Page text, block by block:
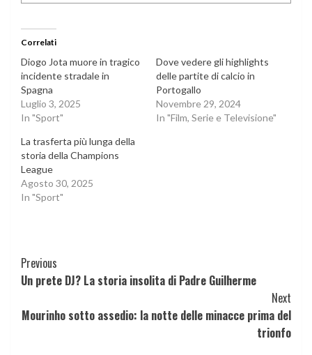
Correlati
Diogo Jota muore in tragico
incidente stradale in
Spagna
Luglio 3, 2025
In "Sport"
Dove vedere gli highlights
delle partite di calcio in
Portogallo
Novembre 29, 2024
In "Film, Serie e Televisione"
La trasferta più lunga della
storia della Champions
League
Agosto 30, 2025
In "Sport"
Continue
Reading
Previous
Un prete DJ? La storia insolita di Padre Guilherme
Next
Mourinho sotto assedio: la notte delle minacce prima del
trionfo